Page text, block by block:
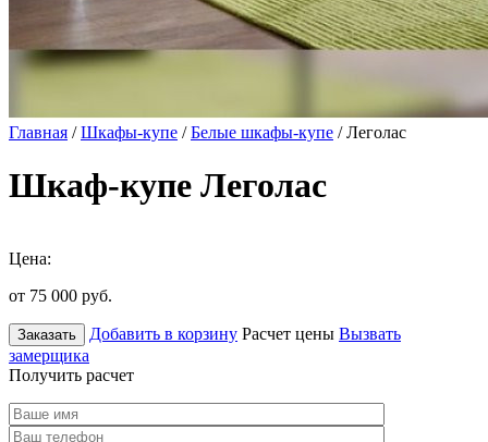
Главная /Шкафы-купе /Белые шкафы-купе / Леголас
Шкаф-купе Леголас
Цена:
от 75 000 руб.
Заказать Добавить в корзину Расчет цены Вызвать
замерщика
Получить расчет